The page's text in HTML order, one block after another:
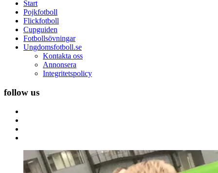
Start
Pojkfotboll
Flickfotboll
Cupguiden
Fotbollsövningar
Ungdomsfotboll.se
Kontakta oss
Annonsera
Integritetspolicy
follow us